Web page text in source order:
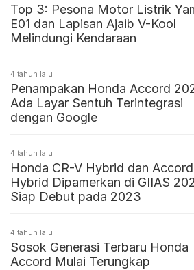
Top 3: Pesona Motor Listrik
E01 dan Lapisan Ajaib V-Kool
Melindungi Kendaraan
4 tahun lalu
Penampakan Honda Accord
Ada Layar Sentuh Terintegrasi
dengan Google
4 tahun lalu
Honda CR-V Hybrid dan Accord
Hybrid Dipamerkan di GIIAS
Siap Debut pada 2023
4 tahun lalu
Sosok Generasi Terbaru Honda
Accord Mulai Terungkap